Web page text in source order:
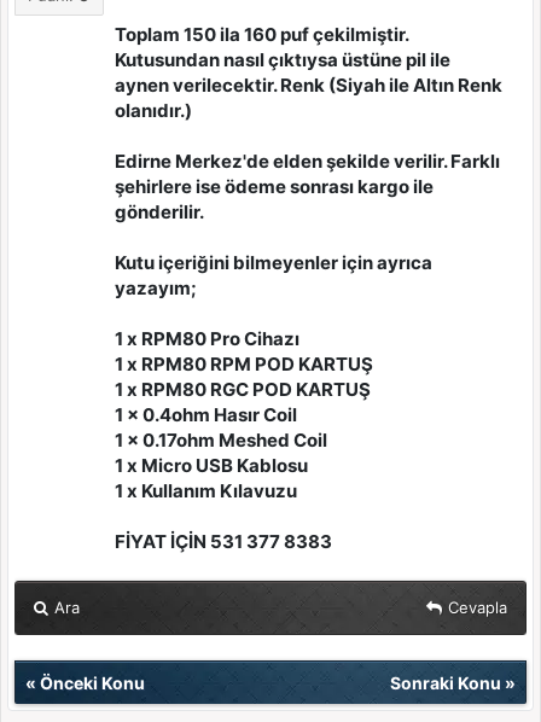
Toplam 150 ila 160 puf çekilmiştir.
Kutusundan nasıl çıktıysa üstüne pil ile
aynen verilecektir. Renk (Siyah ile Altın Renk
olanıdır.)
Edirne Merkez'de elden şekilde verilir. Farklı
şehirlere ise ödeme sonrası kargo ile
gönderilir.
Kutu içeriğini bilmeyenler için ayrıca
yazayım;
1 x RPM80 Pro Cihazı
1 x RPM80 RPM POD KARTUŞ
1 x RPM80 RGC POD KARTUŞ
1 x 0.4ohm Hasır Coil
1 x 0.17ohm Meshed Coil
1 x Micro USB Kablosu
1 x Kullanım Kılavuzu
FİYAT İÇİN 531 377 8383
Ara Cevapla
« Önceki Konu Sonraki Konu »